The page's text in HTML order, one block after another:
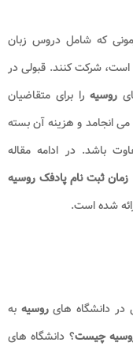
که شامل دروس زبان
شرکت کنند. قبولی در
روسیهرا برای متقاضیان
انجامد و هزینه آن بسته
باشد. در ادامه مقاله
زمان ثبت نام پادفک روسیه​
شده است.
در دانشگاه هایروسیه به
چیست؟ دانشگاه های